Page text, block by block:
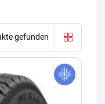
gefunden